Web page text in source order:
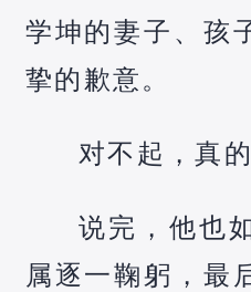
学坤的妻子、孩
挚的歉意。
对不起，真
说完，他也
属逐一鞠躬，最